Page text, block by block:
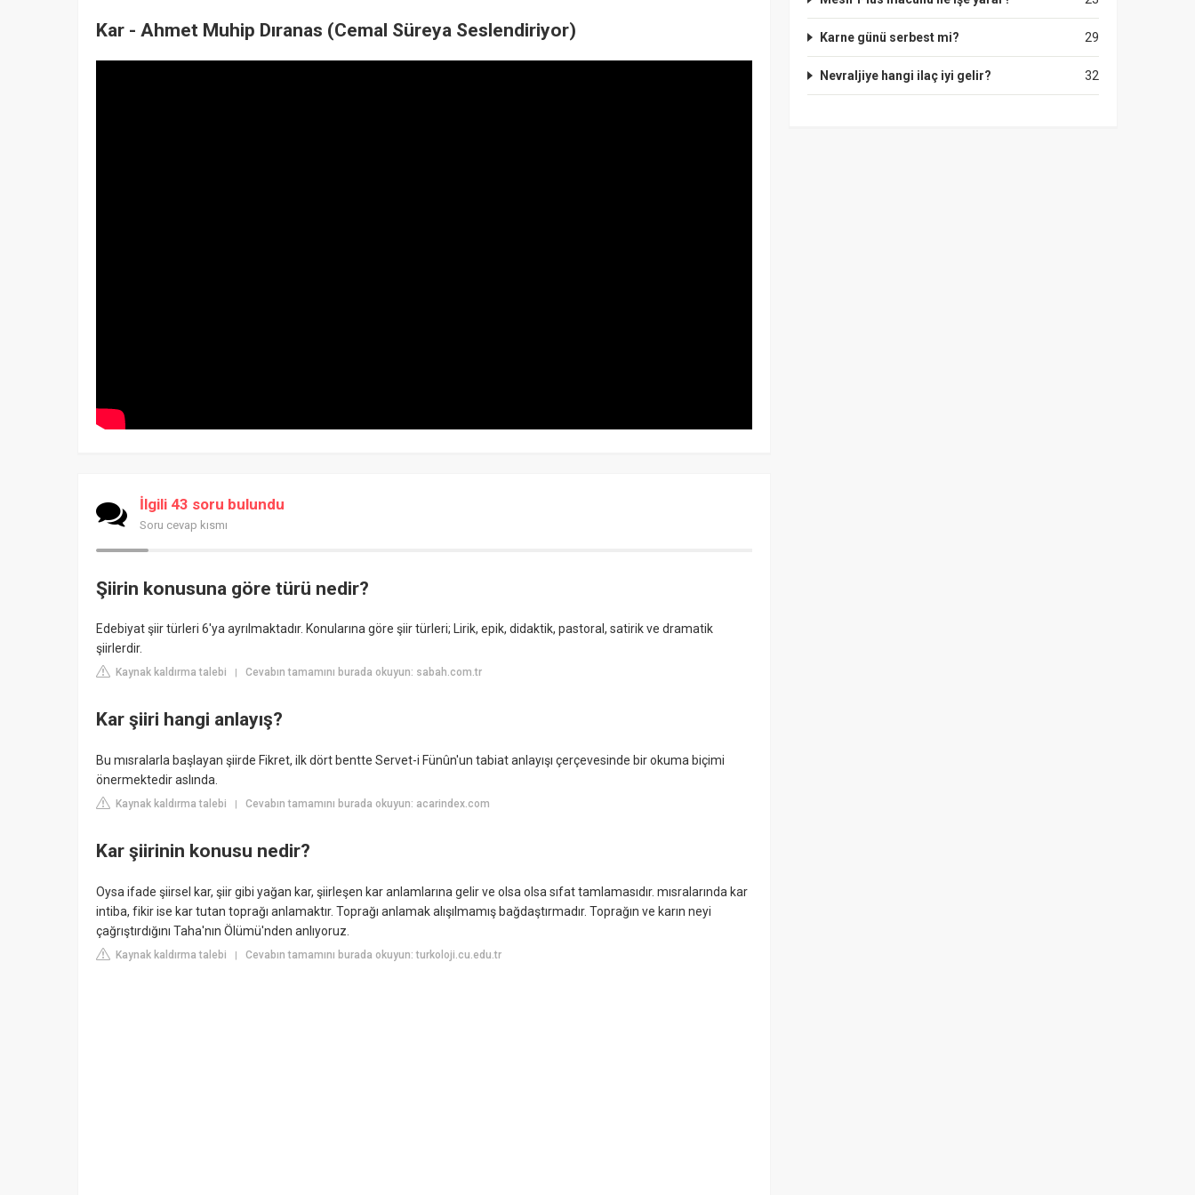
Kar - Ahmet Muhip Dıranas (Cemal Süreya Seslendiriyor)
İlgili 43 soru bulundu
Soru cevap kısmı
Şiirin konusuna göre türü nedir?
Edebiyat şiir türleri 6'ya ayrılmaktadır. Konularına göre şiir türleri; Lirik, epik, didaktik, pastoral, satirik ve dramatik
şiirlerdir.
Kaynak kaldırma talebi | Cevabın tamamını burada okuyun: sabah.com.tr
Kar şiiri hangi anlayış?
Bu mısralarla başlayan şiirde Fikret, ilk dört bentte Servet-i Fünûn'un tabiat anlayışı çerçevesinde bir okuma biçimi
önermektedir aslında.
Kaynak kaldırma talebi | Cevabın tamamını burada okuyun: acarindex.com
Kar şiirinin konusu nedir?
Oysa ifade şiirsel kar, şiir gibi yağan kar, şiirleşen kar anlamlarına gelir ve olsa olsa sıfat tamlamasıdır. mısralarında kar
intiba, fikir ise kar tutan toprağı anlamaktır. Toprağı anlamak alışılmamış bağdaştırmadır. Toprağın ve karın neyi
çağrıştırdığını Taha'nın Ölümü'nden anlıyoruz.
Kaynak kaldırma talebi | Cevabın tamamını burada okuyun: turkoloji.cu.edu.tr
29
Karne günü serbest mi?
32
Nevraljiye hangi ilaç iyi gelir?